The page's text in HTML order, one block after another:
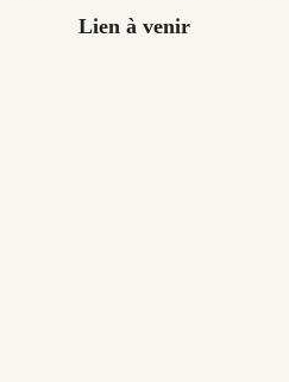
Lien à venir